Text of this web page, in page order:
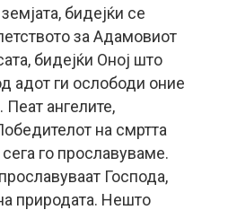
бидејќи се
за Адамовиот
бидејќи Оној што
адот ги ослободи оние
Пеат ангелите,
на смртта
го прославуваме.
Господа,
природата. Нешто